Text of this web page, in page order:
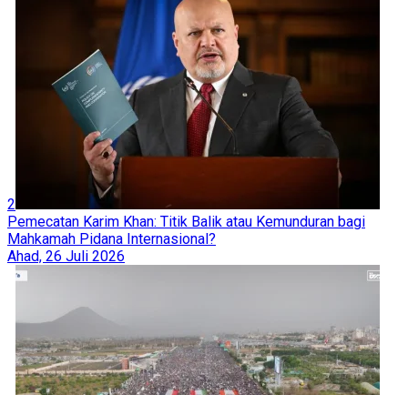
Retak dengan Trump, Tokoh Konservatif AS Bahas
Pembentukan Partai Ketiga di Rumah Tucker Carlson
Kamis, 6 Agustus 2026
Houthi Ancam Perluas Blokade Laut Merah, Klaim Serang
Kapal Tanker Saudi
Kamis, 6 Agustus 2026